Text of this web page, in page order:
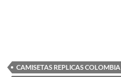
CAMISETAS REPLICAS COLOMBIA